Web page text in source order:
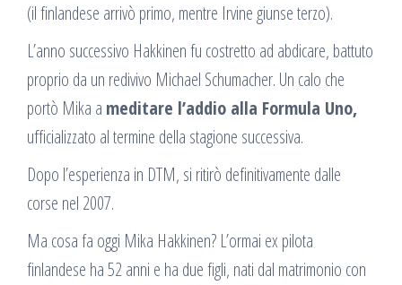
(il finlandese arrivò primo, mentre Irvine giunse terzo).
L’anno successivo Hakkinen fu costretto ad abdicare, battuto
proprio da un redivivo Michael Schumacher. Un calo che
portò Mika a meditare l’addio alla Formula Uno,
ufficializzato al termine della stagione successiva.
Dopo l’esperienza in DTM, si ritirò definitivamente dalle
corse nel 2007.
Ma cosa fa oggi Mika Hakkinen? L’ormai ex pilota
finlandese ha 52 anni e ha due figli, nati dal matrimonio con